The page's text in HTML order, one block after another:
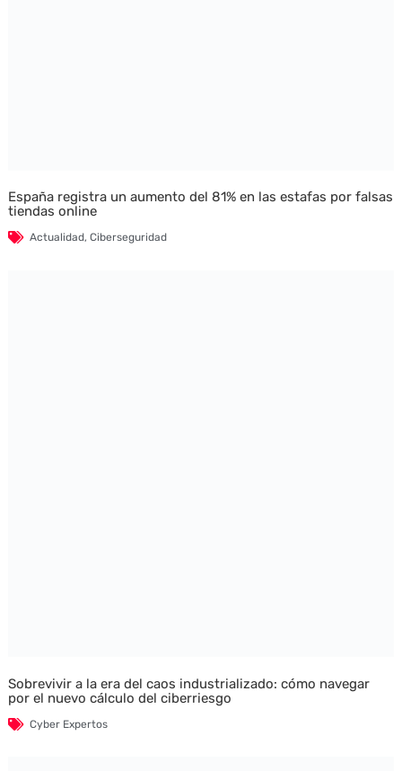
España registra un aumento del 81% en las estafas por falsas
tiendas online
Actualidad, Ciberseguridad
Sobrevivir a la era del caos industrializado: cómo navegar
por el nuevo cálculo del ciberriesgo
Cyber Expertos